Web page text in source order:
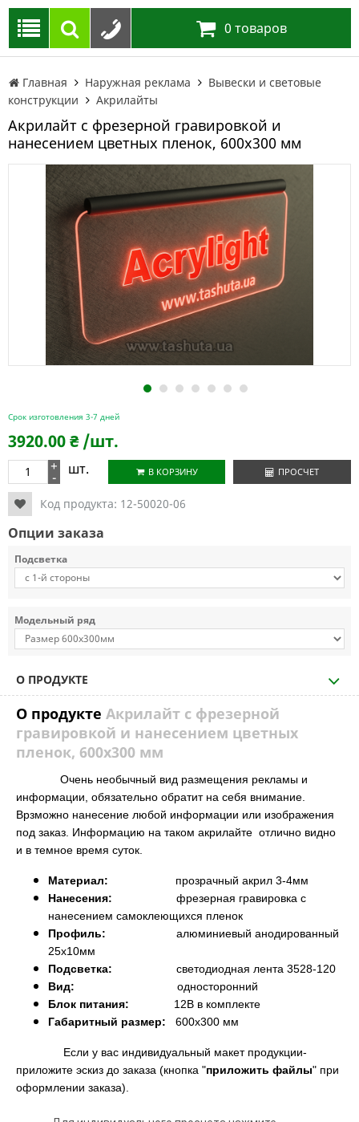
0 товаров
Главная Наружная реклама
Вывески и световые
конструкции
Акрилайты
Акрилайт с фрезерной гравировкой и
нанесением цветных пленок, 600х300 мм
1 2 3 4 5 6 7
Срок изготовления 3-7 дней
3920.00₴ /шт.
+
- шт. В КОРЗИНУ ПРОСЧЕТ
Код продукта: 12-50020-06
Опции заказа
Подсветка
Модельный ряд
О ПРОДУКТЕ
О продукте Акрилайт с фрезерной
гравировкой и нанесением цветных
пленок, 600х300 мм
Очень необычный вид размещения рекламы и
информации, обязательно обратит на себя внимание.
Врзможно нанесение любой информации или изображения
под заказ. Информацию на таком акрилайте отлично видно
и в темное время суток.
Материал:
прозрачный акрил 3-4мм
Нанесения: фрезерная гравировка с
нанесением самоклеющихся пленок
Профиль:
алюминиевый анодированный
25х10мм
Подсветка:
светодиодная лента 3528-120
Вид:
односторонний
Блок питания:
12В в комплекте
Габаритный размер: 600х300 мм
Если у вас индивидуальный макет продукции-
приложите эскиз до заказа (кнопка "приложить файлы" при
оформлении заказа).